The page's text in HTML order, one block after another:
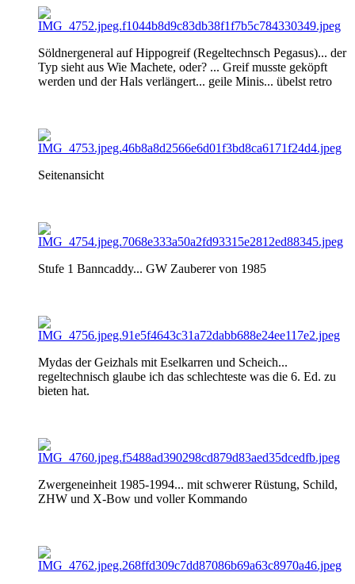
Söldnergeneral auf Hippogreif (Regeltechnsch Pegasus)... der
Typ sieht aus Wie Machete, oder? ... Greif musste geköpft
werden und der Hals verlängert... geile Minis... übelst retro
Seitenansicht
Stufe 1 Banncaddy... GW Zauberer von 1985
Mydas der Geizhals mit Eselkarren und Scheich...
regeltechnisch glaube ich das schlechteste was die 6. Ed. zu
bieten hat.
Zwergeneinheit 1985-1994... mit schwerer Rüstung, Schild,
ZHW und X-Bow und voller Kommando